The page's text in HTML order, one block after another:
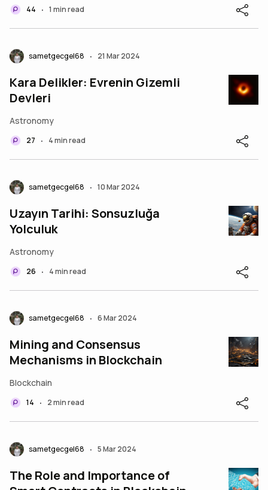
44 • 1 min read
sametgecgel68 • 21 Mar 2024
Kara Delikler: Evrenin Gizemli
Devleri
Astronomy
27 • 4 min read
sametgecgel68 • 10 Mar 2024
Uzayın Tarihi: Sonsuzluğa
Yolculuk
Astronomy
26 • 4 min read
sametgecgel68 • 6 Mar 2024
Mining and Consensus
Mechanisms in Blockchain
Blockchain
14 • 2 min read
sametgecgel68 • 5 Mar 2024
The Role and Importance of